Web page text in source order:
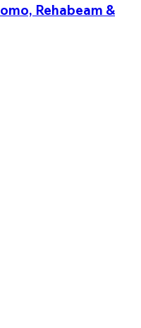
Rehabeam &